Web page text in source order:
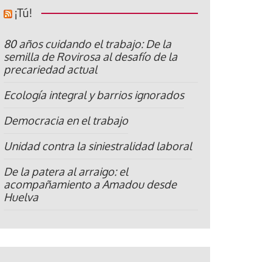
¡Tú!
80 años cuidando el trabajo: De la
semilla de Rovirosa al desafío de la
precariedad actual
Ecología integral y barrios ignorados
Democracia en el trabajo
Unidad contra la siniestralidad laboral
De la patera al arraigo: el
acompañamiento a Amadou desde
Huelva